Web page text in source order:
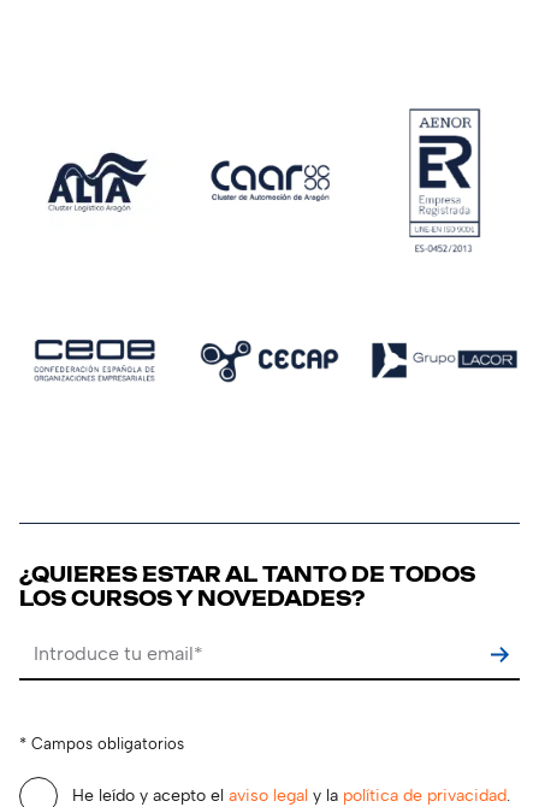
¿QUIERES ESTAR AL TANTO DE TODOS
LOS CURSOS Y NOVEDADES?
* Campos obligatorios
He leído y acepto el aviso legal y la política de privacidad